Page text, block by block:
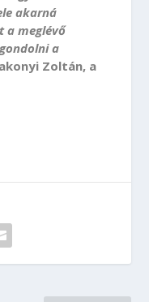
akarná
a meglévő
a
Zoltán, a